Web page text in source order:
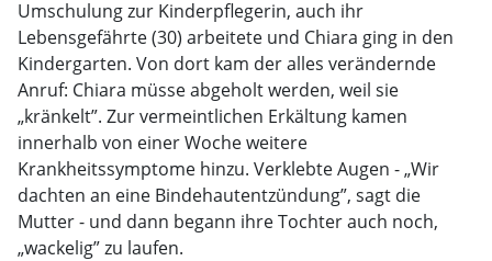
Umschulung zur Kinderpflegerin, auch ihr
Lebensgefährte (30) arbeitete und Chiara ging in den
Kindergarten. Von dort kam der alles verändernde
Anruf: Chiara müsse abgeholt werden, weil sie
„kränkelt”. Zur vermeintlichen Erkältung kamen
innerhalb von einer Woche weitere
Krankheitssymptome hinzu. Verklebte Augen - „Wir
dachten an eine Bindehautentzündung”, sagt die
Mutter - und dann begann ihre Tochter auch noch,
„wackelig” zu laufen.